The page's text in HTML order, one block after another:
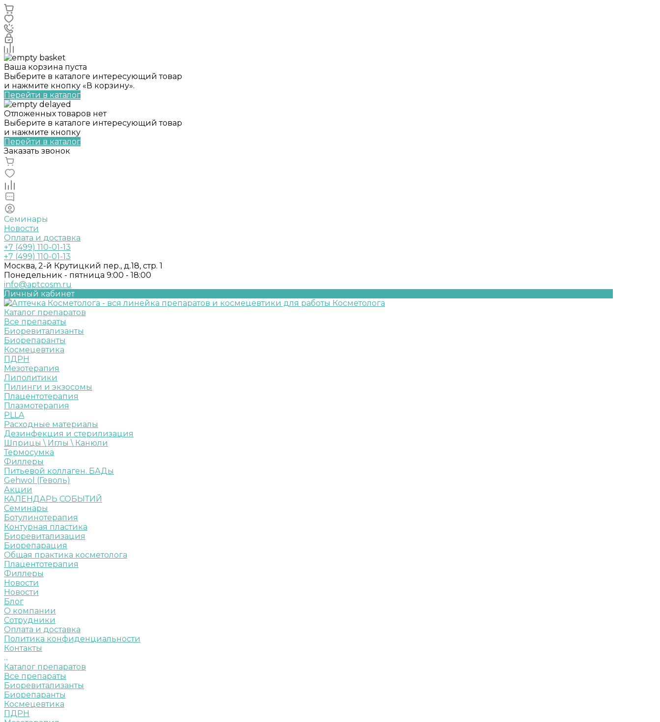
Ваша корзина пуста
Выберите в каталоге интересующий товар
и нажмите кнопку «В корзину».
Перейти в каталог
Отложенных товаров нет
Выберите в каталоге интересующий товар
и нажмите кнопку
Перейти в каталог
Заказать звонок
Семинары
Новости
Оплата и доставка
+7 (499) 110-01-13
+7 (499) 110-01-13
Москва, 2-й Крутицкий пер., д.18, стр. 1
Понедельник - пятница 9:00 - 18:00
info@aptcosm.ru
Личный кабинет
Каталог препаратов
Все препараты
Биоревитализанты
Биорепаранты
Космецевтика
ПДРН
Мезотерапия
Липолитики
Пилинги и экзосомы
Плацентотерапия
Плазмотерапия
PLLA
Расходные материалы
Дезинфекция и стерилизация
Шприцы \ Иглы \ Канюли
Термосумка
Филлеры
Питьевой коллаген. БАДы
Gehwol (Геволь)
Акции
КАЛЕНДАРЬ СОБЫТИЙ
Семинары
Ботулинотерапия
Контурная пластика
Биоревитализация
Биорепарация
Общая практика косметолога
Плацентотерапия
Филлеры
Новости
Новости
Блог
О компании
Сотрудники
Оплата и доставка
Политика конфиденциальности
Контакты
...
Каталог препаратов
Все препараты
Биоревитализанты
Биорепаранты
Космецевтика
ПДРН